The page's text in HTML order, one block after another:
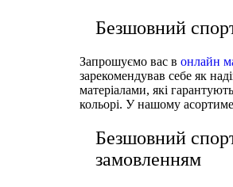
Безшовний
Запрошуємо вас в онлайн
зарекомендував себе як
матеріалами, які
кольорі. У нашому
Безшовний
замовленням